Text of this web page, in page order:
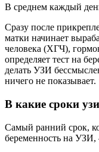
В среднем каждый
Сразу после
матки начинает
человека (ХГЧ),
определяет тест на
делать УЗИ
ничего не показывает.
В какие сроки
Самый ранний срок,
беременность на УЗИ,